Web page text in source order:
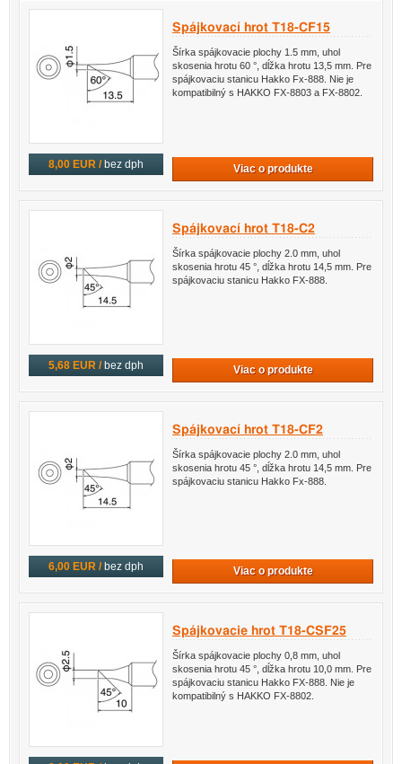
8,00 EUR / bez dph
Spájkovací hrot T18-CF15
Šírka spájkovacie plochy 1.5 mm, uhol
skosenia hrotu 60 °, dĺžka hrotu 13,5 mm. Pre
spájkovaciu stanicu Hakko Fx-888. Nie je
kompatibilný s HAKKO FX-8803 a FX-8802.
Viac o produkte
5,68 EUR / bez dph
Spájkovací hrot T18-C2
Šírka spájkovacie plochy 2.0 mm, uhol
skosenia hrotu 45 °, dĺžka hrotu 14,5 mm. Pre
spájkovaciu stanicu Hakko FX-888.
Viac o produkte
6,00 EUR / bez dph
Spájkovací hrot T18-CF2
Šírka spájkovacie plochy 2.0 mm, uhol
skosenia hrotu 45 °, dĺžka hrotu 14,5 mm. Pre
spájkovaciu stanicu Hakko Fx-888.
Viac o produkte
Spájkovacie hrot T18-CSF25
Šírka spájkovacie plochy 0,8 mm, uhol
skosenia hrotu 45 °, dĺžka hrotu 10,0 mm. Pre
spájkovaciu stanicu Hakko FX-888. Nie je
kompatibilný s HAKKO FX-8802.